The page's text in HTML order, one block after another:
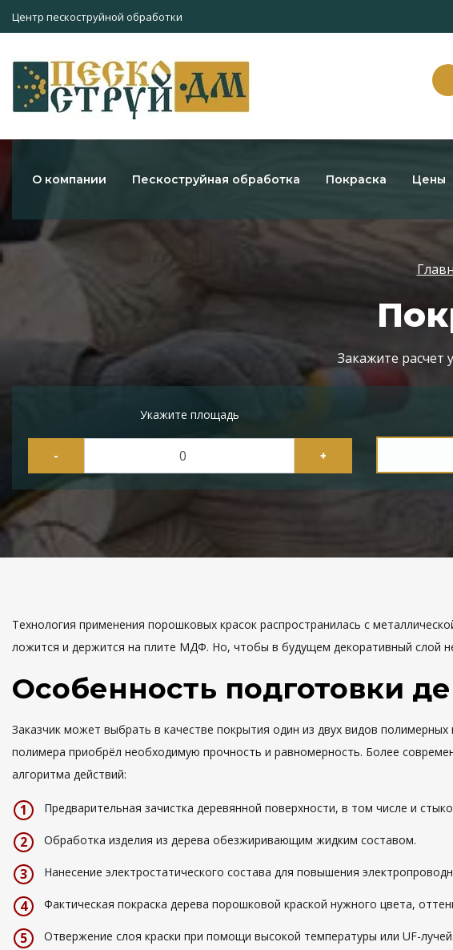
Центр пескоструйной обработки
О компании Пескоструйная обработка Покраска Цены
Закажите расчет
Укажите площадь
- +
Технология применения порошковых красок распространилась с
ложится и держится на плите МДФ. Но, чтобы в будущем декоративный слой
Особенность подготовки
Заказчик может выбрать в качестве покрытия один из двух видов
полимера приобрёл необходимую прочность и равномерность. Более
алгоритма действий:
Предварительная зачистка деревянной поверхности, в том числе и
Обработка изделия из дерева обезжиривающим жидким составом.
Нанесение электростатического состава для повышения
Фактическая покраска дерева порошковой краской нужного цвета,
Отвержение слоя краски при помощи высокой температуры или UF-лучей.